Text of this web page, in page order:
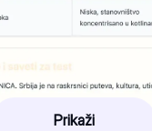
Prikaži